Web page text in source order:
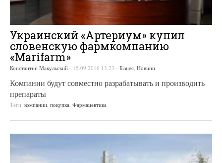
Украинский «Артериум» купил
словенскую фармкомпанию
«Marifarm»
Константин Макульский - 15.09.2016 13:23 - Бізнес, Новини
Компании будут совместно разрабатывать и производить
препараты
Теги: компании, покупка, Фармацевтика